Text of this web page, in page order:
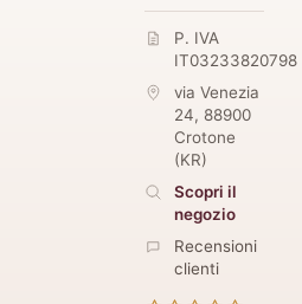
P. IVA
IT03233820798
via Venezia
24, 88900
Crotone
(KR)
Scopri il
negozio
Recensioni
clienti